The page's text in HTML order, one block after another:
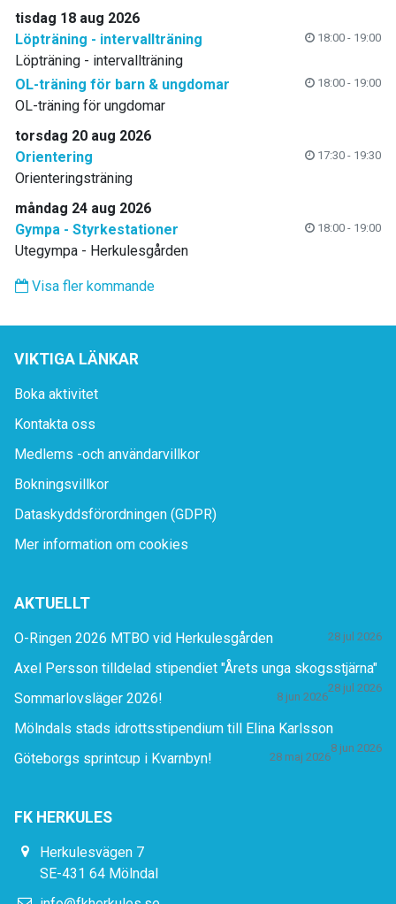
tisdag 18 aug 2026
Löpträning - intervallträning
18:00 - 19:00
Löpträning - intervallträning
OL-träning för barn & ungdomar
18:00 - 19:00
OL-träning för ungdomar
torsdag 20 aug 2026
Orientering
17:30 - 19:30
Orienteringsträning
måndag 24 aug 2026
Gympa - Styrkestationer
18:00 - 19:00
Utegympa - Herkulesgården
Visa fler kommande
VIKTIGA LÄNKAR
Boka aktivitet
Kontakta oss
Medlems -och användarvillkor
Bokningsvillkor
Dataskyddsförordningen (GDPR)
Mer information om cookies
AKTUELLT
O-Ringen 2026 MTBO vid Herkulesgården 28 jul 2026
Axel Persson tilldelad stipendiet "Årets unga skogsstjärna"
28 jul 2026
Sommarlovsläger 2026! 8 jun 2026
Mölndals stads idrottsstipendium till Elina Karlsson
8 jun 2026
Göteborgs sprintcup i Kvarnbyn! 28 maj 2026
FK HERKULES
Herkulesvägen 7
SE-431 64 Mölndal